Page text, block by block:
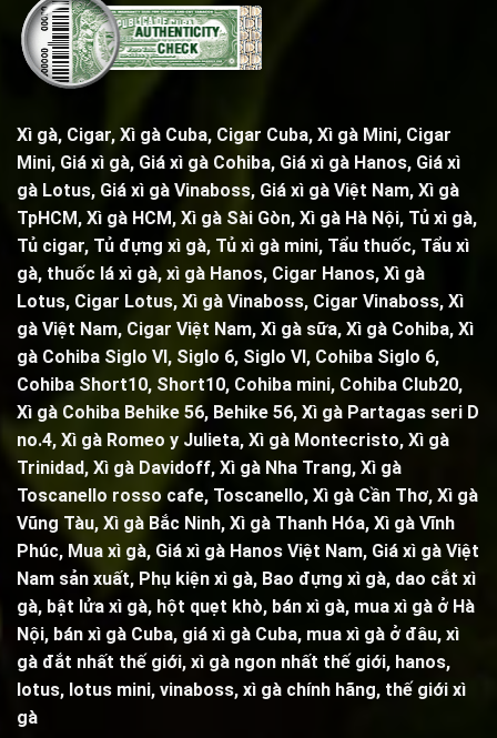
Xì gà, Cigar, Xì gà Cuba, Cigar Cuba, Xì gà Mini, Cigar
Mini, Giá xì gà, Giá xì gà Cohiba, Giá xì gà Hanos, Giá xì
gà Lotus, Giá xì gà Vinaboss, Giá xì gà Việt Nam, Xì gà
TpHCM, Xì gà HCM, Xì gà Sài Gòn, Xì gà Hà Nội, Tủ xì gà,
Tủ cigar, Tủ đựng xì gà, Tủ xì gà mini, Tẩu thuốc, Tẩu xì
gà, thuốc lá xì gà, xì gà Hanos, Cigar Hanos, Xì gà
Lotus, Cigar Lotus, Xì gà Vinaboss, Cigar Vinaboss, Xì
gà Việt Nam, Cigar Việt Nam, Xì gà sữa, Xì gà Cohiba, Xì
gà Cohiba Siglo VI, Siglo 6, Siglo VI, Cohiba Siglo 6,
Cohiba Short10, Short10, Cohiba mini, Cohiba Club20,
Xì gà Cohiba Behike 56, Behike 56, Xì gà Partagas seri D
no.4, Xì gà Romeo y Julieta, Xì gà Montecristo, Xì gà
Trinidad, Xì gà Davidoff, Xì gà Nha Trang, Xì gà
Toscanello rosso cafe, Toscanello, Xì gà Cần Thơ, Xì gà
Vũng Tàu, Xì gà Bắc Ninh, Xì gà Thanh Hóa, Xì gà Vĩnh
Phúc, Mua xì gà, Giá xì gà Hanos Việt Nam, Giá xì gà Việt
Nam sản xuất, Phụ kiện xì gà, Bao đựng xì gà, dao cắt xì
gà, bật lửa xì gà, hột quẹt khò, bán xì gà, mua xì gà ở Hà
Nội, bán xì gà Cuba, giá xì gà Cuba, mua xì gà ở đâu, xì
gà đắt nhất thế giới, xì gà ngon nhất thế giới, hanos,
lotus, lotus mini, vinaboss, xì gà chính hãng, thế giới xì
gà